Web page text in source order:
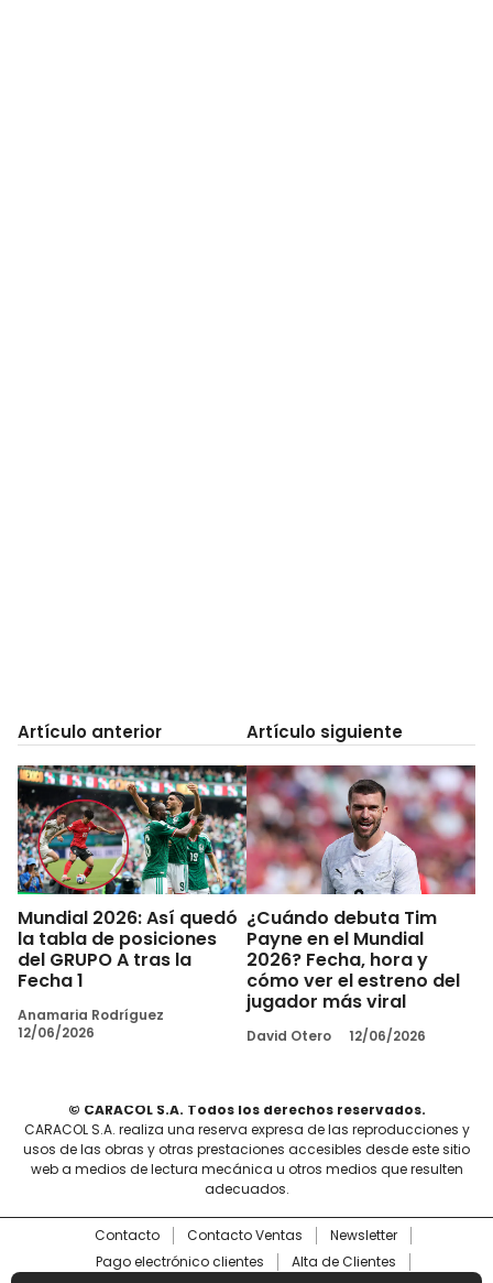
Artículo anterior
Mundial 2026: Así quedó
la tabla de posiciones
del GRUPO A tras la
Fecha 1
Anamaria Rodríguez
12/06/2026
Artículo siguiente
¿Cuándo debuta Tim
Payne en el Mundial
2026? Fecha, hora y
cómo ver el estreno del
jugador más viral
David Otero 12/06/2026
© CARACOL S.A. Todos los derechos reservados.
CARACOL S.A. realiza una reserva expresa de las reproducciones y
usos de las obras y otras prestaciones accesibles desde este sitio
web a medios de lectura mecánica u otros medios que resulten
adecuados.
Contacto Contacto Ventas
Newsletter
Pago electrónico clientes
Alta de Clientes